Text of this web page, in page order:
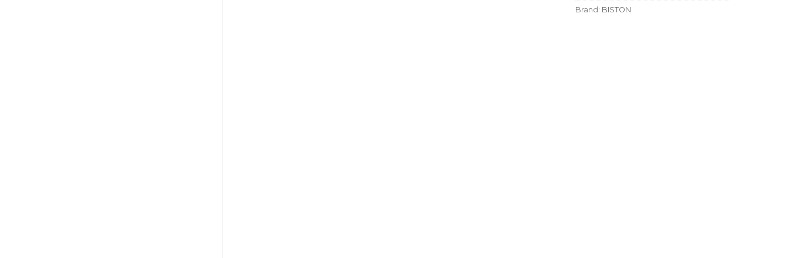
Brand: BISTON